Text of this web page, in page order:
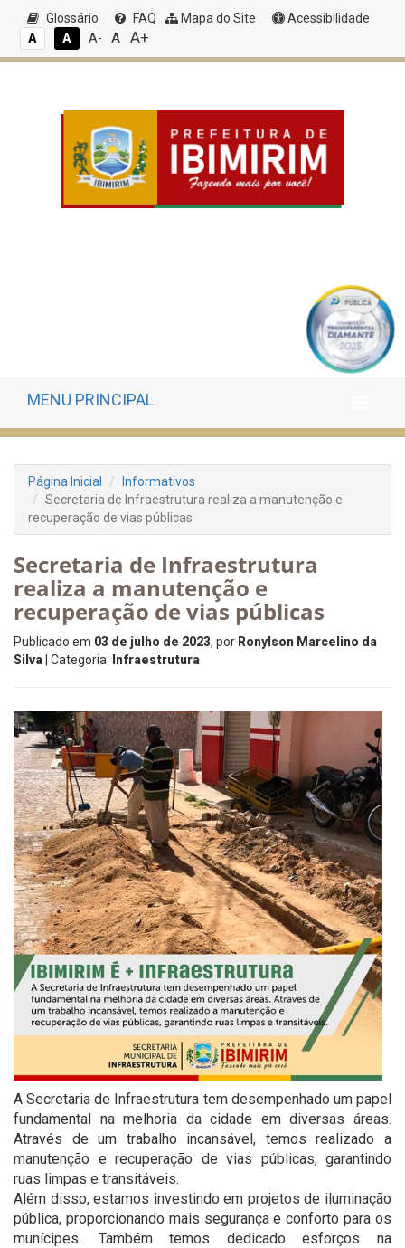
Glossário FAQ Mapa do Site
Acessibilidade
A
A A- A A+
MENU PRINCIPAL
Página Inicial
Informativos
Secretaria de Infraestrutura realiza a manutenção e
recuperação de vias públicas
Secretaria de Infraestrutura
realiza a manutenção e
recuperação de vias públicas
Publicado em 03 de julho de 2023, por Ronylson Marcelino da
Silva | Categoria: Infraestrutura
A Secretaria de Infraestrutura tem desempenhado um papel
fundamental na melhoria da cidade em diversas áreas.
Através de um trabalho incansável, temos realizado a
manutenção e recuperação de vias públicas, garantindo
ruas limpas e transitáveis.
Além disso, estamos investindo em projetos de iluminação
pública, proporcionando mais segurança e conforto para os
munícipes. Também temos dedicado esforços na